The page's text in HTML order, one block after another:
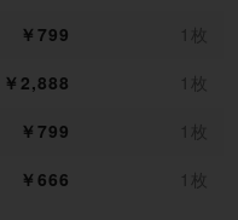
￥799 1枚
￥2,888 1枚
￥799 1枚
￥666 1枚